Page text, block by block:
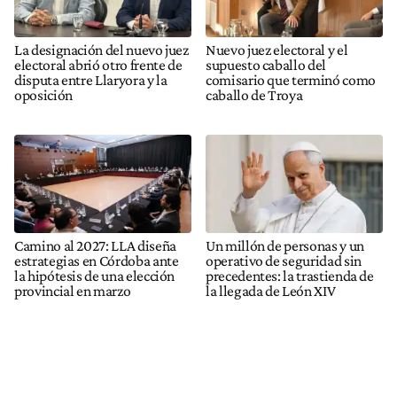
La designación del nuevo juez
electoral abrió otro frente de
disputa entre Llaryora y la
oposición
Nuevo juez electoral y el
supuesto caballo del
comisario que terminó como
caballo de Troya
Camino al 2027: LLA diseña
estrategias en Córdoba ante
la hipótesis de una elección
provincial en marzo
Un millón de personas y un
operativo de seguridad sin
precedentes: la trastienda de
la llegada de León XIV